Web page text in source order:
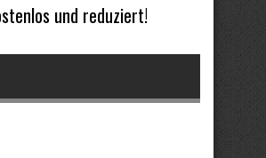
und reduziert!